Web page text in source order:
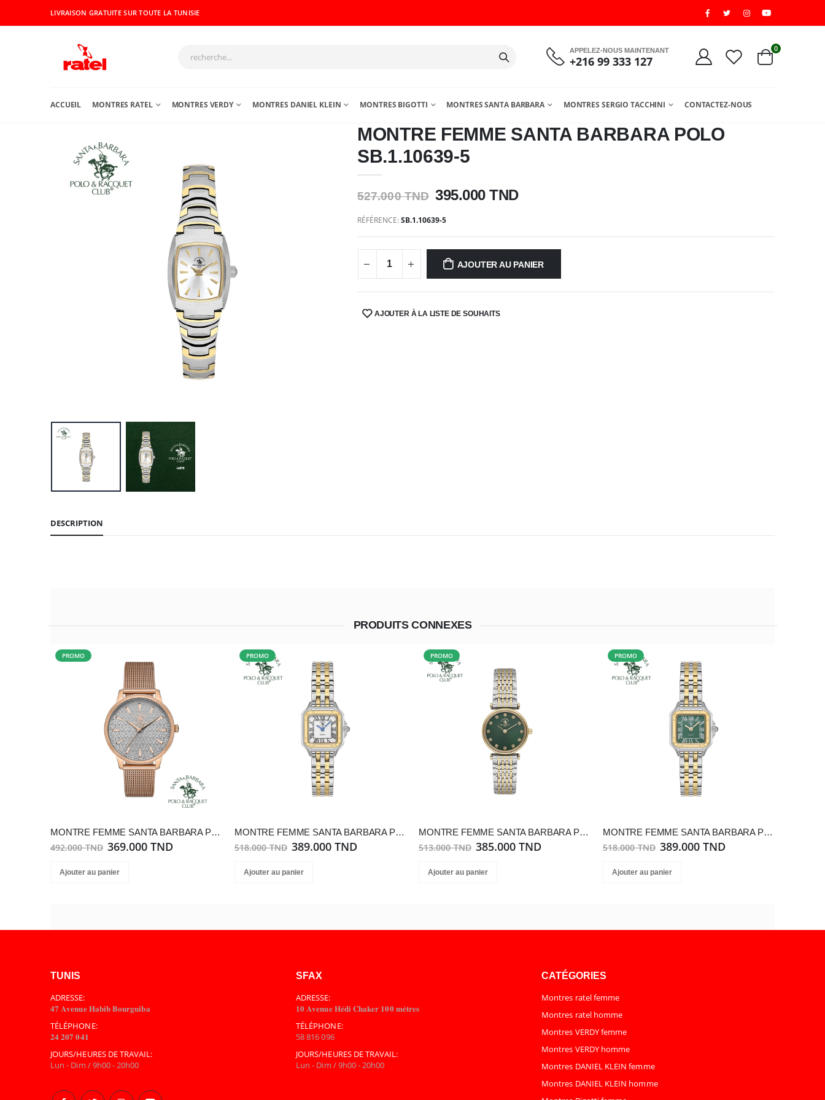
LIVRAISON GRATUITE SUR TOUTE LA TUNISIE
APPELEZ-NOUS MAINTENANT
+216 99 333 127
0
ACCUEIL MONTRES RATEL MONTRES VERDY MONTRES DANIEL KLEIN MONTRES BIGOTTI MONTRES SANTA BARBARA MONTRES SERGIO TACCHINI CONTACTEZ-NOUS
MONTRE FEMME SANTA BARBARA POLO
SB.1.10639-5
527.000 TND 395.000 TND
RÉFÉRENCE:SB.1.10639-5
AJOUTER AU PANIER
SHARE:AJOUTER À LA LISTE DE SOUHAITS
DESCRIPTION
PRODUITS CONNEXES
PROMO
MONTRE FEMME SANTA BARBARA POLO SB.1.10259-3
492.000 TND 369.000 TND
Ajouter au panier
PROMO
MONTRE FEMME SANTA BARBARA POLO SB.1.10569-4
518.000 TND 389.000 TND
Ajouter au panier
PROMO
MONTRE FEMME SANTA BARBARA POLO SB.4.10019-5
513.000 TND 385.000 TND
Ajouter au panier
PROMO
MONTRE FEMME SANTA BARBARA POLO SB.1.10569-3
518.000 TND 389.000 TND
Ajouter au panier
TUNIS
ADRESSE:
𝟒𝟕 𝐀𝐯𝐞𝐧𝐮𝐞 𝐇𝐚𝐛𝐢𝐛 𝐁𝐨𝐮𝐫𝐠𝐮𝐢𝐛𝐚
TÉLÉPHONE:
𝟐𝟒 𝟐𝟎𝟕 𝟎𝟒𝟏
JOURS/HEURES DE TRAVAIL:
Lun - Dim / 9h00 - 20h00
SFAX
ADRESSE:
𝟏𝟎 𝐀𝐯𝐞𝐧𝐮𝐞 𝐇𝐞́𝐝𝐢 𝐂𝐡𝐚𝐤𝐞𝐫 𝟏𝟎𝟎 𝐦𝐞̀𝐭𝐫𝐞𝐬
TÉLÉPHONE:
58 816 096
JOURS/HEURES DE TRAVAIL:
Lun - Dim / 9h00 - 20h00
CATÉGORIES
Montres ratel femme
Montres ratel homme
Montres VERDY femme
Montres VERDY homme
Montres DANIEL KLEIN femme
Montres DANIEL KLEIN homme